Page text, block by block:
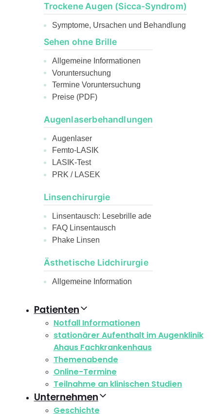
Trockene Augen (Sicca-Syndrom)
Symptome, Ursachen und Behandlung
Sehen ohne Brille
Allgemeine Informationen
Voruntersuchung
Termine Voruntersuchung
Preise (PDF)
Augenlaserbehandlungen
Augenlaser
Femto-LASIK
LASIK-Test
PRK / LASEK
Linsenchirurgie
Linsentausch: Lesebrille ade
FAQ Linsentausch
Phake Linsen
Ästhetische Lidchirurgie
Allgemeine Information
Patienten
Notfall Informationen
stationärer Aufenthalt im Augenklinik
Ahaus Fachkrankenhaus
Themenabende
Online-Termine
Teilnahme an klinischen Studien
Unternehmen
Geschichte